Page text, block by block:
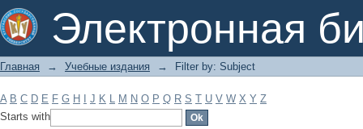
Электронная
Filter by: Subject
Главная → Учебные издания → Filter by: Subject
A B C D E F G H J K L M N O P Q R S T U V W X Y Z
Starts with